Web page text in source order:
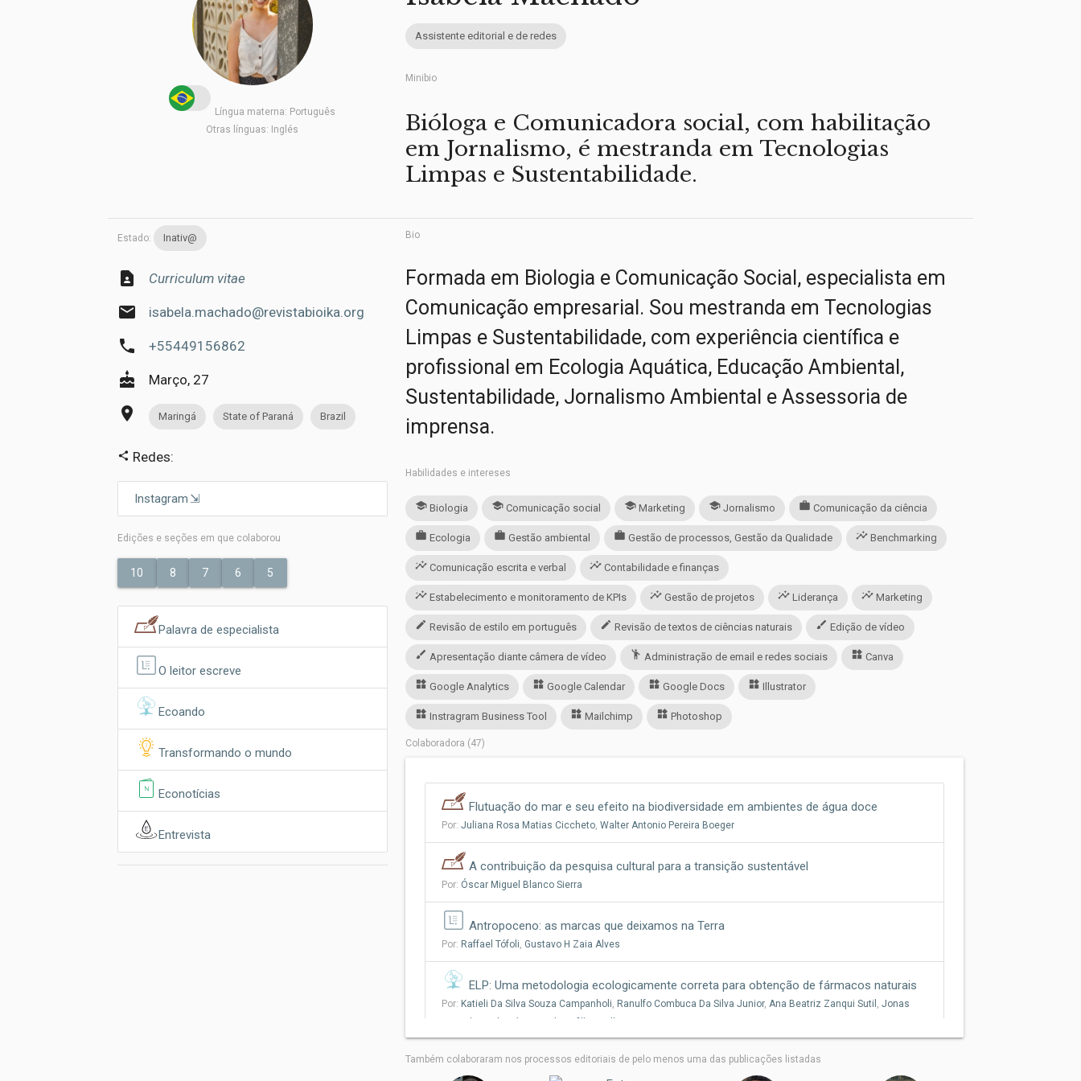
Língua materna: Português
Otras línguas: Inglés
Assistente editorial e de redes
Minibio
Bióloga e Comunicadora social, com habilitação
em Jornalismo, é mestranda em Tecnologias
Limpas e Sustentabilidade.
Estado: Inativ@
contact_page Curriculum vitae
email isabela.machado@revistabioika.org
phone +55449156862
cake Março, 27
place Maringá State of Paraná Brazil
share Redes:
Instagram
Edições e seções em que colaborou
10 8 7 6 5
Palavra de especialista
O leitor escreve
Ecoando
Transformando o mundo
Econotícias
Entrevista
Bio
Formada em Biologia e Comunicação Social, especialista em
Comunicação empresarial. Sou mestranda em Tecnologias
Limpas e Sustentabilidade, com experiência científica e
profissional em Ecologia Aquática, Educação Ambiental,
Sustentabilidade, Jornalismo Ambiental e Assessoria de
imprensa.
Habilidades e intereses
school Biologia school Comunicação social school Marketing school Jornalismo work Comunicação da ciência
work Ecologia work Gestão ambiental work Gestão de processos, Gestão da Qualidade insights Benchmarking
insights Comunicação escrita e verbal insights Contabilidade e finanças
insights Estabelecimento e monitoramento de KPIs insights Gestão de projetos insights Liderança insights Marketing
edit Revisão de estilo em português edit Revisão de textos de ciências naturais brush Edição de vídeo
brush Apresentação diante câmera de vídeo emoji_people Administração de email e redes sociais widgets Canva
widgets Google Analytics widgets Google Calendar widgets Google Docs widgets Illustrator
widgets Instragram Business Tool widgets Mailchimp widgets Photoshop
Colaboradora (47)
Flutuação do mar e seu efeito na biodiversidade em ambientes de água doce
Por:Juliana Rosa Matias Ciccheto,Walter Antonio Pereira Boeger
A contribuição da pesquisa cultural para a transição sustentável
Por: Óscar Miguel Blanco Sierra
Antropoceno: as marcas que deixamos na Terra
Por: Raffael Tófoli, Gustavo H Zaia Alves
ELP: Uma metodologia ecologicamente correta para obtenção de fármacos naturais
Por: Katieli Da Silva Souza Campanholi, Ranulfo Combuca Da Silva Junior,Ana Beatriz Zanqui Sutil ,Jonas
Áreas úmidas do altiplano Sul-Americano: características e ameaças
Também colaboraram nos processos editoriais de pelo menos uma das publicações listadas